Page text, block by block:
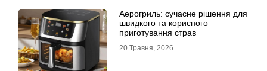
Аерогриль: сучасне рішення для
швидкого та корисного
приготування страв
20 Травня, 2026